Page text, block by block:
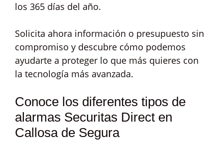
los 365 días del año.
Solicita ahora información o presupuesto sin
compromiso y descubre cómo podemos
ayudarte a proteger lo que más quieres con
la tecnología más avanzada.
Conoce los diferentes tipos de
alarmas Securitas Direct en
Callosa de Segura